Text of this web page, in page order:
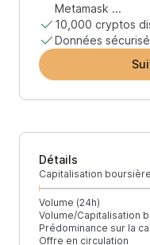
Metamask ...
10,000 cryptos
Données
Détails
Capitalisation boursière
Volume (24h)
Volume/Capitalisation
Prédominance sur la
Offre en circulation